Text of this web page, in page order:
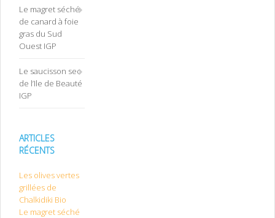
Le magret séché
de canard à foie
gras du Sud
Ouest IGP
Le saucisson sec
de l’Ile de Beauté
IGP
ARTICLES
RÉCENTS
Les olives vertes
grillées de
Chalkidiki Bio
Le magret séché